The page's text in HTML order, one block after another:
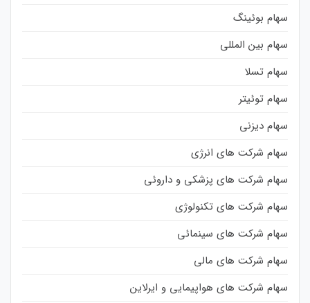
سهام بوئینگ
سهام بین المللی
سهام تسلا
سهام توئیتر
سهام دیزنی
سهام شرکت های انرژی
سهام شرکت های پزشکی و داروئی
سهام شرکت های تکنولوژی
سهام شرکت های سینمائی
سهام شرکت های مالی
سهام شرکت های هواپیمایی و ایرلاین